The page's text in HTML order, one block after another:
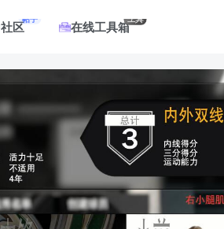
社区帖子 在线工具箱工具